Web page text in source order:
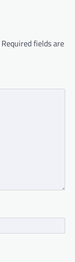
Required fields are